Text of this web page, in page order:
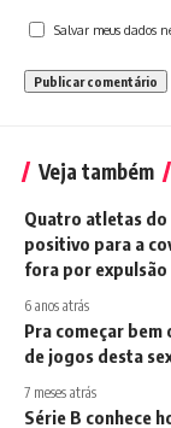
Salvar meus dados
Veja também
Quatro atletas
positivo para a
fora por expulsão
6 anos atrás
Pra começar bem
de jogos desta
7 meses atrás
Série B conhece